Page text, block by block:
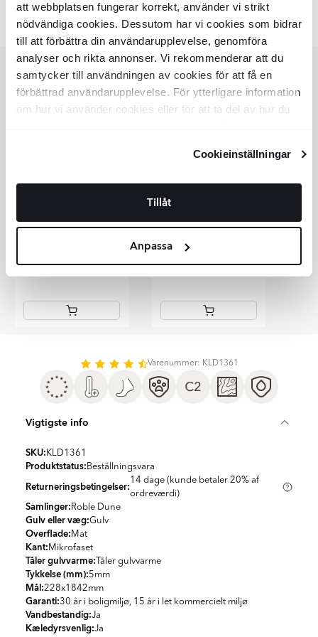
att webbplatsen fungerar korrekt, använder vi strikt
nödvändiga cookies. Dessutom har vi cookies som bidrar
till att förbättra din användarupplevelse, genomföra
analyser och rikta annonser. Vi rekommenderar att du
samtycker till användningen av cookies för att få en
förbättrad användarupplevelse. För ytterligare information
om hur vi använder cookies eller för att ta del av hur du
Cookieinställningar
Tillåt
Anpassa
Bedre sammen
BEDST AT KOMBINERE MED
339DKK409DKK
Dune SPC T-list
179DKK219DKK
Varenummer: KLD1361
Vigtigste info
SKU: KLD1361
Produktstatus: Beställningsvara
Returneringsbetingelser:14 dage (kunde betaler 20% af
ordreværdi)
Samlinger: Roble Dune
Gulv eller væg:Gulv
Overflade: Mat
Kant: Mikrofaset
Tåler gulvvarme: Tåler gulvvarme
Tykkelse (mm):5mm
Mål:228x1842mm
Garanti:30 år i boligmiljø, 15 år i let kommercielt miljø
Vandbestandig:Ja
Kæledyrsvenlig:Ja